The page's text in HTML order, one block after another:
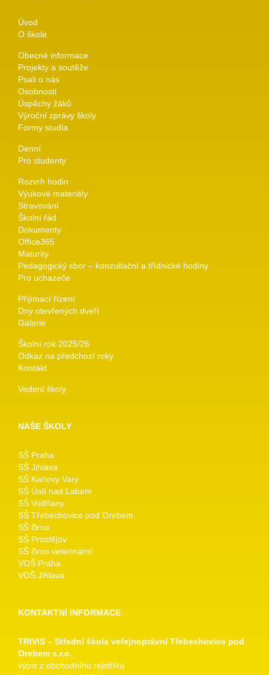
Úvod
O škole
Obecné informace
Projekty a soutěže
Psali o nás
Osobnosti
Úspěchy žáků
Výroční zprávy školy
Formy studia
Denní
Pro studenty
Rozvrh hodin
Výukové materiály
Stravování
Školní řád
Dokumenty
Office365
Maturity
Pedagogický sbor – konzultační a třídnické hodiny
Pro uchazeče
Přijímací řízení
Dny otevřených dveří
Galerie
Školní rok 2025/26
Odkaz na předchozí roky
Kontakt
Vedení školy
NAŠE ŠKOLY
SŠ Praha
SŠ Jihlava
SŠ Karlovy Vary
SŠ Ústí nad Labem
SŠ Vodňany
SŠ Třebechovice pod Orebem
SŠ Brno
SŠ Prostějov
SŠ Brno veterinární
VOŠ Praha
VOŠ Jihlava
KONTAKTNÍ INFORMACE
TRIVIS – Střední škola veřejnoprávní Třebechovice pod
Orebem s.r.o.
výpis z obchodního rejstříku